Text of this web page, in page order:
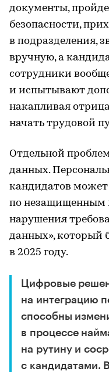
документы,
безопасности,
в подразделения,
вручную, а
сотрудники
и испытывают
накапливая
начать трудовой
Отдельной
данных.
кандидатов может
по незащищенным
нарушения
данных», который
в 2025 году.
Цифровые
на интеграцию
способны
в процессе
на рутину и
с кандидатами.